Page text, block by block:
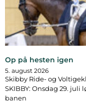
Op på hesten igen
5. august 2026
Skibby Ride- og
SKIBBY: Onsdag 29. juli
banen